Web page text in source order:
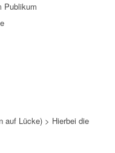
Publikum
auf Lücke) > Hierbei die